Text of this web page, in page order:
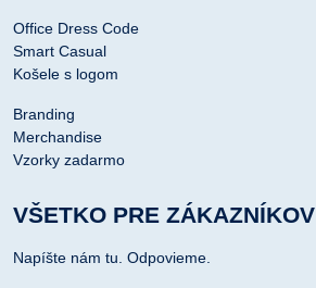
Office Dress Code
Smart Casual
Košele s logom
Branding
Merchandise
Vzorky zadarmo
VŠETKO PRE ZÁKAZNÍKOV
Napíšte nám tu. Odpovieme.